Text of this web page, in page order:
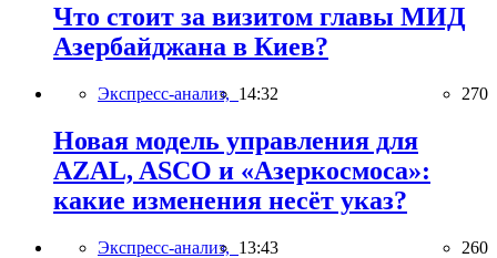
Что стоит за визитом главы МИД
Азербайджана в Киев?
Экспресс-анализ, 14:32 270
Новая модель управления для
AZAL, ASCO и «Азеркосмоса»:
какие изменения несёт указ?
Экспресс-анализ, 13:43 260